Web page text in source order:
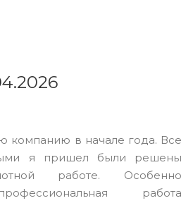
компанию в начале года. Все
я пришел были решены
работе. Особенно
работа